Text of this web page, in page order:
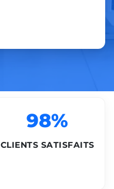
98%
CLIENTS SATISFAITS